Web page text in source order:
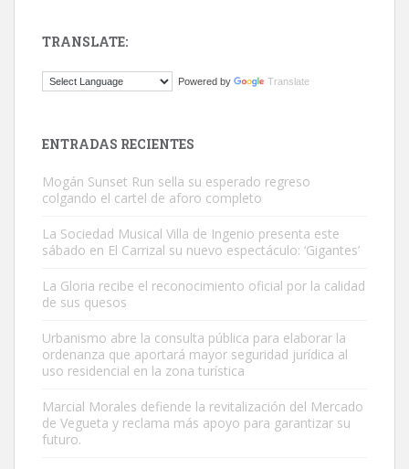
El ayuntamiento se va a llevar a Los Gatos callejeros de la zona los
Este gato macho ha aparecido en la calle hace menos de un mes,
Leales.org » Gran Canaria | 9.7.2025
TRANSLATE:
Powered by Translate
ENTRADAS RECIENTES
Mogán Sunset Run sella su esperado regreso
colgando el cartel de aforo completo
La Sociedad Musical Villa de Ingenio presenta este
sábado en El Carrizal su nuevo espectáculo: ‘Gigantes’
La Gloria recibe el reconocimiento oficial por la calidad
de sus quesos
Urbanismo abre la consulta pública para elaborar la
ordenanza que aportará mayor seguridad jurídica al
uso residencial en la zona turística
Marcial Morales defiende la revitalización del Mercado
de Vegueta y reclama más apoyo para garantizar su
futuro.